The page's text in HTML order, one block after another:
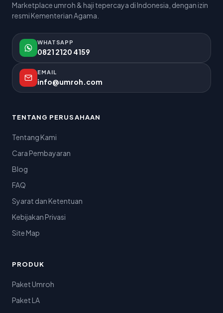
Marketplace umroh & haji tepercaya di Indonesia, dengan izin
resmi Kementerian Agama.
WHATSAPP
0821 2120 4159
EMAIL
info@umroh.com
TENTANG PERUSAHAAN
Tentang Kami
Cara Pembayaran
Blog
FAQ
Syarat dan Ketentuan
Kebijakan Privasi
Site Map
PRODUK
Paket Umroh
Paket LA